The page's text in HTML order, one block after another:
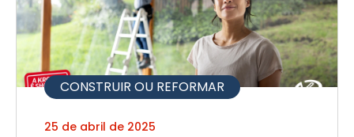
CONSTRUIR OU REFORMAR
25 de abril de 2025